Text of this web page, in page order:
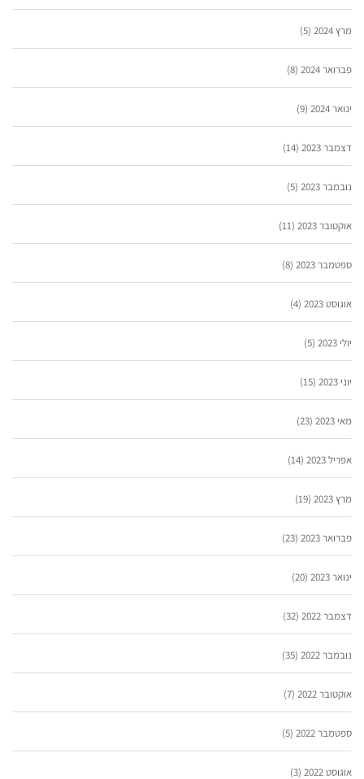
מרץ 2024 (5)
פברואר 2024 (8)
ינואר 2024 (9)
דצמבר 2023 (14)
נובמבר 2023 (5)
אוקטובר 2023 (11)
ספטמבר 2023 (8)
אוגוסט 2023 (4)
יולי 2023 (5)
יוני 2023 (15)
מאי 2023 (23)
אפריל 2023 (14)
מרץ 2023 (19)
פברואר 2023 (23)
ינואר 2023 (20)
דצמבר 2022 (32)
נובמבר 2022 (35)
אוקטובר 2022 (7)
ספטמבר 2022 (5)
אוגוסט 2022 (3)